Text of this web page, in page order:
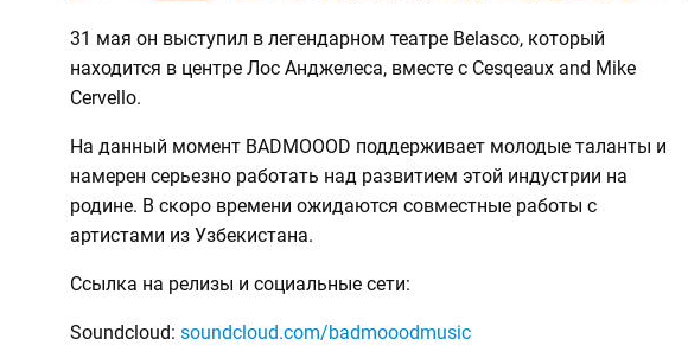
31 мая он выступил в легендарном театре Belasco, который
находится в центре Лос Анджелеса, вместе с Cesqeaux and Mike
Cervello.
На данный момент BADMOOOD поддерживает молодые таланты и
намерен серьезно работать над развитием этой индустрии на
родине. В скоро времени ожидаются совместные работы с
артистами из Узбекистана.
Ссылка на релизы и социальные сети:
Soundcloud: soundcloud.com/badmooodmusic